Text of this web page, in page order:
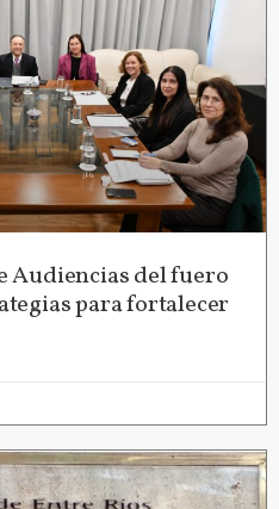
Audiencias del fuero
para fortalecer